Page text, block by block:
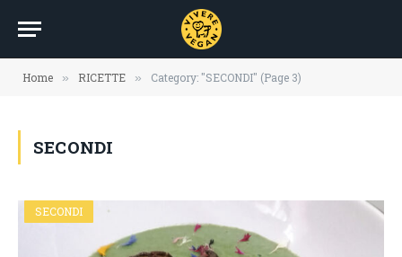
Home » RICETTE » Category: "SECONDI" (Page 3)
SECONDI
SECONDI